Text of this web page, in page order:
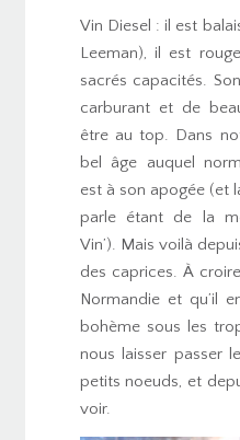
Vin Diesel : il est
Leeman), il est
sacrés capacités.
carburant et de
être au top. Dans
bel âge auquel
est à son apogée (et
parle étant de la
Vin’). Mais voilà
des caprices. À
Normandie et qu’il
bohème sous les
nous laisser passer
petits noeuds, et
voir.